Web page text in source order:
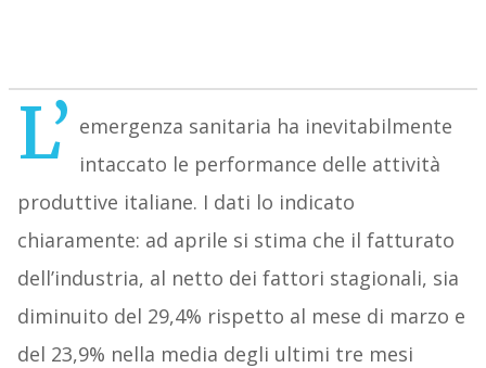
L’ emergenza sanitaria ha inevitabilmente
intaccato le performance delle attività
produttive italiane. I dati lo indicato
chiaramente: ad aprile si stima che il fatturato
dell’industria, al netto dei fattori stagionali, sia
diminuito del 29,4% rispetto al mese di marzo e
del 23,9% nella media degli ultimi tre mesi